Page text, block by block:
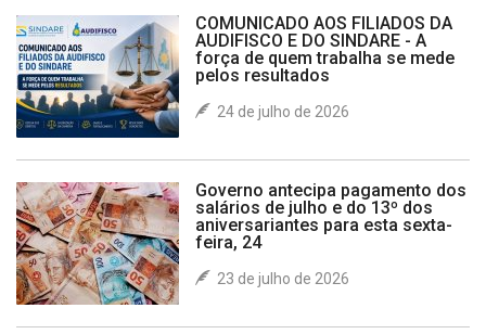
COMUNICADO AOS FILIADOS DA
AUDIFISCO E DO SINDARE - A
força de quem trabalha se mede
pelos resultados
24 de julho de 2026
Governo antecipa pagamento dos
salários de julho e do 13º dos
aniversariantes para esta sexta-
feira, 24
23 de julho de 2026